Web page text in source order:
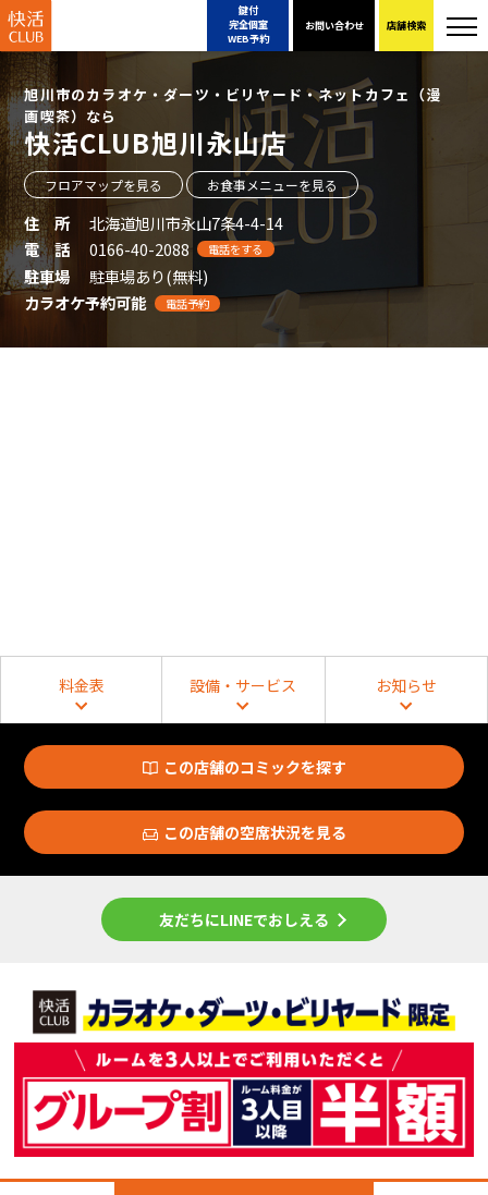
鍵付
完全個室
WEB予約
お問い合わせ 店舗検索
旭川市のカラオケ・ダーツ・ビリヤード・ネットカフェ（漫
画喫茶）なら
快活CLUB旭川永山店
フロアマップを見る お食事メニューを見る
住 所
北海道旭川市永山7条4-4-14
電 話
0166-40-2088 電話をする
駐車場
駐車場あり(無料)
カラオケ予約可能
電話予約
料金表 設備・サービス お知らせ
この店舗のコミックを探す
この店舗の空席状況を見る
友だちにLINEでおしえる